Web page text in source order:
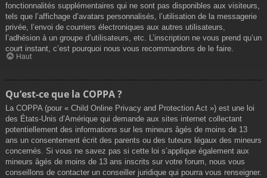
fonctionnalités supplémentaires qui ne sont pas disponibles aux visiteurs,
tels que l’affichage d’avatars personnalisés, l’utilisation de la messagerie
privée, l’envoi de courriers électroniques aux autres utilisateurs,
l’adhésion à un groupe d’utilisateurs, etc. L’inscription ne vous prend qu’un
court instant, c’est pourquoi nous vous recommandons de le faire.
Haut
Qu’est-ce que la COPPA ?
La COPPA (pour « Child Online Privacy and Protection Act ») est une loi
des États-Unis d’Amérique qui demande aux sites internet collectant
potentiellement des informations sur les mineurs âgés de moins de 13
ans un consentement écrit des parents ou des tuteurs légaux des mineurs
concernés. Si vous ne savez pas si cette loi s’applique également aux
mineurs âgés de moins de 13 ans inscrits sur votre forum, nous vous
conseillons de contacter un conseiller juridique qui pourra vous renseigner.